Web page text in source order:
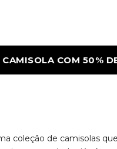
COM 50% DE
coleção de camisolas